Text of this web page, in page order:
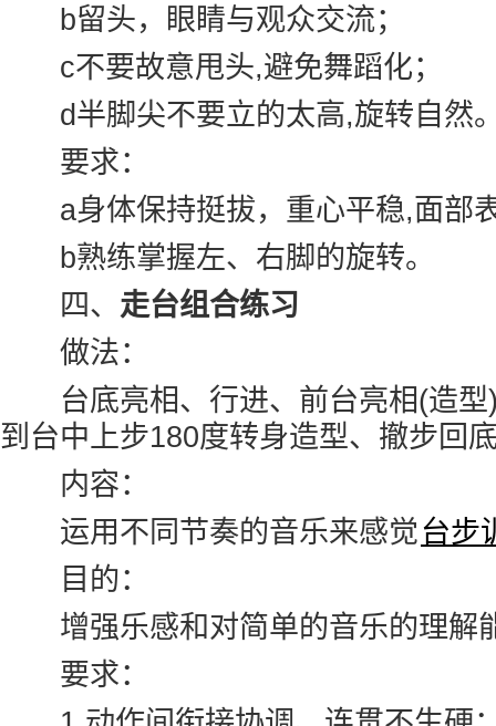
b留头，眼睛与观众交流；
c不要故意甩头,避免舞蹈化；
d半脚尖不要立的太高,旋转自然
要求：
a身体保持挺拔，重心平稳,面部
b熟练掌握左、右脚的旋转。
四、 走台组合练习
做法：
台底亮相、行进、前台亮相(造型)
到台中上步180度转身造型、撤步回
内容：
运用不同节奏的音乐来感觉台步
目的：
增强乐感和对简单的音乐的理解
要求：